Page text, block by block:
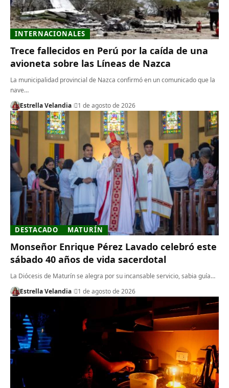
INTERNACIONALES
Trece fallecidos en Perú por la caída de una
avioneta sobre las Líneas de Nazca
La municipalidad provincial de Nazca confirmó en un comunicado que la
nave…
Estrella Velandia
1 de agosto de 2026
DESTACADO MATURÍN
Monseñor Enrique Pérez Lavado celebró este
sábado 40 años de vida sacerdotal
La Diócesis de Maturín se alegra por su incansable servicio, sabia guía…
Estrella Velandia
1 de agosto de 2026